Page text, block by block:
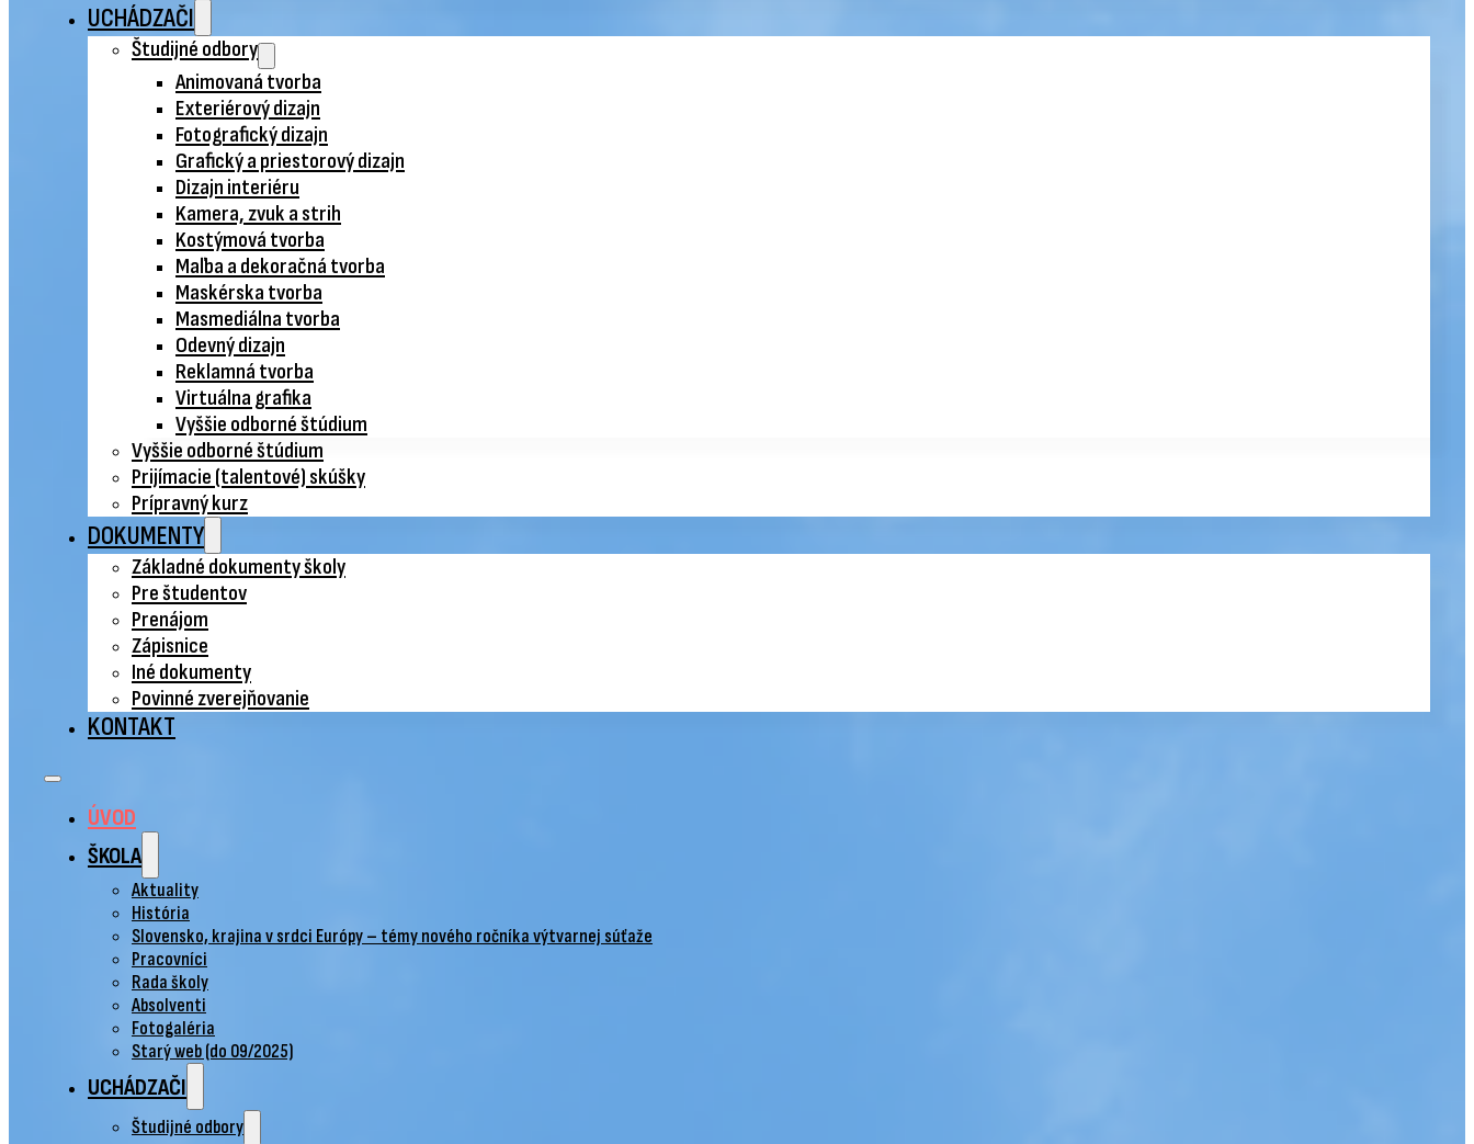
UCHÁDZAČI
Študijné odbory
Animovaná tvorba
Exteriérový dizajn
Fotografický dizajn
Grafický a priestorový dizajn
Dizajn interiéru
Kamera, zvuk a strih
Kostýmová tvorba
Maľba a dekoračná tvorba
Maskérska tvorba
Masmediálna tvorba
Odevný dizajn
Reklamná tvorba
Virtuálna grafika
Vyššie odborné štúdium
Vyššie odborné štúdium
Prijímacie (talentové) skúšky
Prípravný kurz
DOKUMENTY
Základné dokumenty školy
Pre študentov
Prenájom
Zápisnice
Iné dokumenty
Povinné zverejňovanie
KONTAKT
ÚVOD
ŠKOLA
Aktuality
História
Slovensko, krajina v srdci Európy – témy nového ročníka výtvarnej súťaže
Pracovníci
Rada školy
Absolventi
Fotogaléria
Starý web (do 09/2025)
UCHÁDZAČI
Študijné odbory